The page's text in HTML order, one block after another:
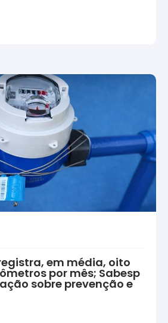
em média, oito
por mês; Sabesp
sobre prevenção e